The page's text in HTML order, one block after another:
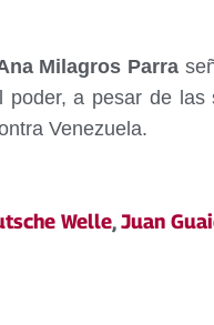
Milagros Parra
poder, a pesar de
Venezuela.
Welle,Juan